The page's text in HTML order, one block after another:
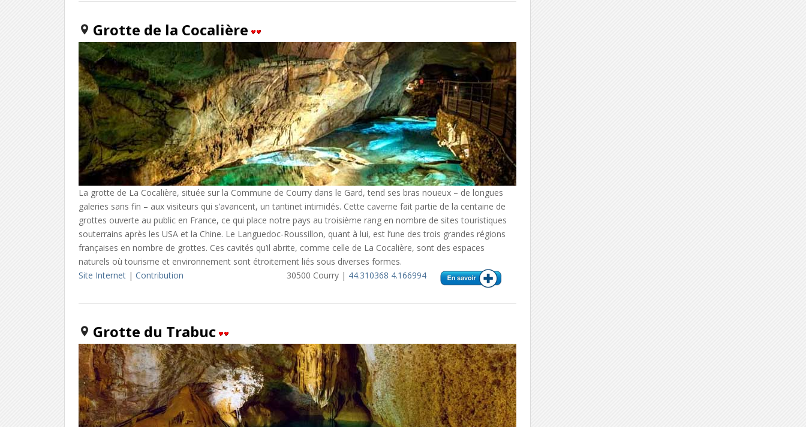
Grotte de la Cocalière
La grotte de La Cocalière, située sur la Commune de Courry dans le Gard, tend ses bras noueux – de longues
galeries sans fin – aux visiteurs qui s’avancent, un tantinet intimidés. Cette caverne fait partie de la centaine de
grottes ouverte au public en France, ce qui place notre pays au troisième rang en nombre de sites touristiques
souterrains après les USA et la Chine. Le Languedoc-Roussillon, quant à lui, est l’une des trois grandes régions
françaises en nombre de grottes. Ces cavités qu’il abrite, comme celle de La Cocalière, sont des espaces
naturels où tourisme et environnement sont étroitement liés sous diverses formes.
Site Internet |Contribution 30500 Courry | 44.310368 4.166994
Grotte du Trabuc